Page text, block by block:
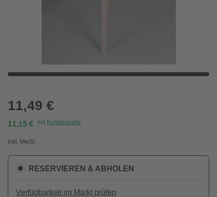
11,49 €
11,15 € mit Kundenkarte
Inkl. MwSt.
RESERVIEREN & ABHOLEN
Verfügbarkeit im Markt prüfen